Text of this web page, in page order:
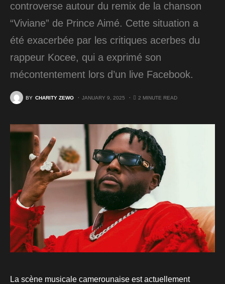
controverse autour du remix de la chanson
“Viviane” de Prince Aimé. Cette situation a
été exacerbée par les critiques acerbes du
rappeur Kocee, qui a exprimé son
mécontentement lors d’un live Facebook.
BY CHARITY ZEWO JANUARY 9, 2025 2 MINUTE READ
La scène musicale camerounaise est actuellement